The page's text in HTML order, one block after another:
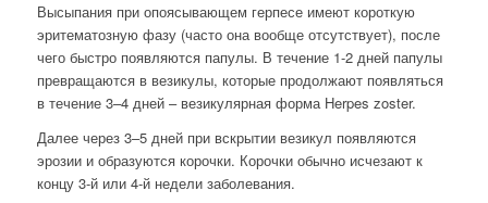
Высыпания при опоясывающем герпесе имеют короткую
эритематозную фазу (часто она вообще отсутствует), после
чего быстро появляются папулы. В течение 1-2 дней папулы
превращаются в везикулы, которые продолжают появляться
в течение 3–4 дней – везикулярная форма Herpes zoster.
Далее через 3–5 дней при вскрытии везикул появляются
эрозии и образуются корочки. Корочки обычно исчезают к
концу 3-й или 4-й недели заболевания.